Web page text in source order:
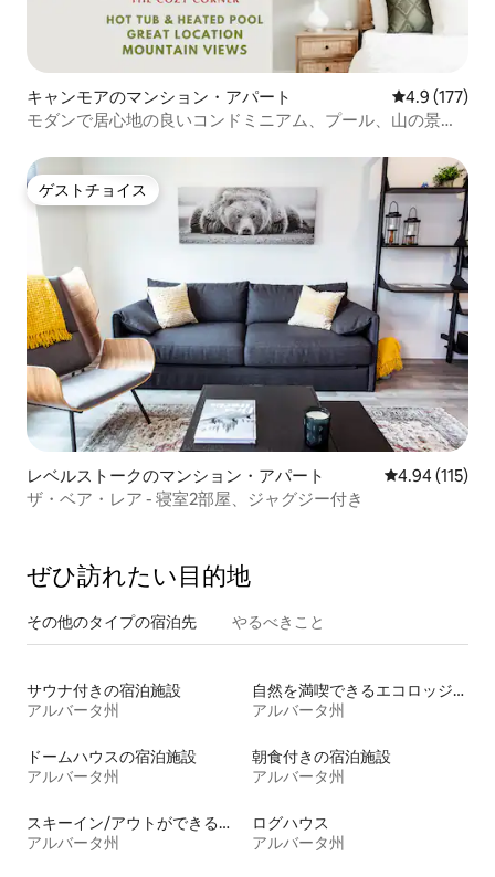
キャンモアのマンション・アパート レビュー177
4.9 (177)
モダンで居心地の良いコンドミニアム、プール、山の景
ゲストチョイス
ゲストチョイス
レベルストークのマンション・アパート レビュー115
4.94 (115)
ザ・ベア・レア - 寝室2部屋、ジャグジー付き
ぜひ訪⁠れ⁠た⁠い目⁠的⁠地
その他のタ⁠イ⁠プ⁠の宿⁠泊⁠先 やるべきこと
サウナ付きの宿泊施設
アルバータ州
自然を満喫できるエコロッジの宿泊施設
アルバータ州
ドームハウスの宿泊施設
アルバータ州
朝食付きの宿泊施設
アルバータ州
スキーイン/アウトができる宿泊先
アルバータ州
ログハウス
アルバータ州